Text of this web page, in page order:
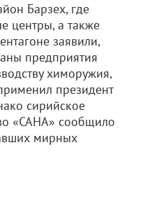
Барзех, где
центры, а также
заявили,
предприятия
химоружия,
президент
сирийское
«САНА» сообщило
мирных